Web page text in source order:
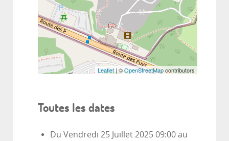
Leaflet | ©OpenStreetMapcontributors
Toutes les dates
Du Vendredi 25 Juillet 2025 09:00 au